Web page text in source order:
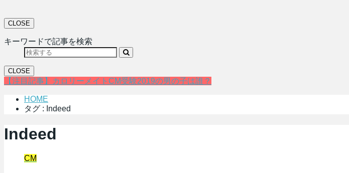
CLOSE
キーワードで記事を検索
CLOSE
【注目記事】カロリーメイトCM受験2019の男の子は誰？
HOME
タグ : Indeed
Indeed
CM